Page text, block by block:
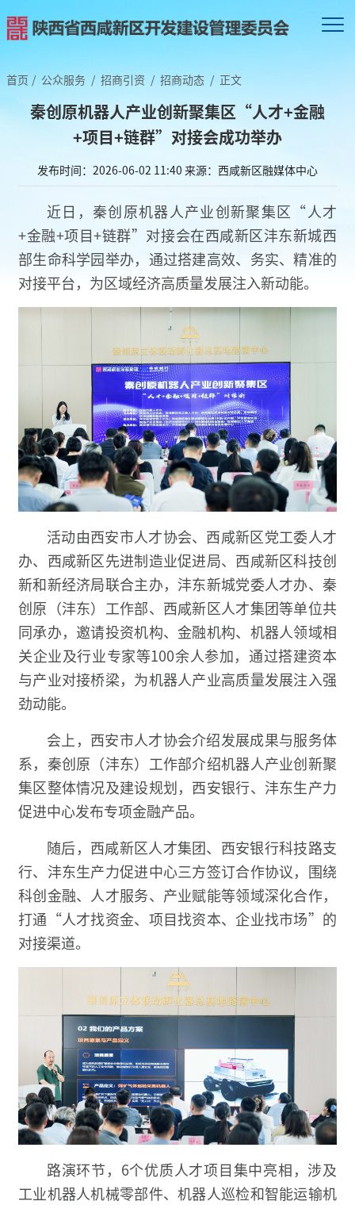
首页 / 公众服务 / 招商引资 / 招商动态 / 正文
秦创原机器人产业创新聚集区“人才+金融
+项目+链群”对接会成功举办
发布时间：2026-06-02 11:40 来源：西咸新区融媒体中心
近日，秦创原机器人产业创新聚集区“人才
+金融+项目+链群”对接会在西咸新区沣东新城西
部生命科学园举办，通过搭建高效、务实、精准的
对接平台，为区域经济高质量发展注入新动能。
活动由西安市人才协会、西咸新区党工委人才
办、西咸新区先进制造业促进局、西咸新区科技创
新和新经济局联合主办，沣东新城党委人才办、秦
创原（沣东）工作部、西咸新区人才集团等单位共
同承办，邀请投资机构、金融机构、机器人领域相
关企业及行业专家等100余人参加，通过搭建资本
与产业对接桥梁，为机器人产业高质量发展注入强
劲动能。
会上，西安市人才协会介绍发展成果与服务体
系，秦创原（沣东）工作部介绍机器人产业创新聚
集区整体情况及建设规划，西安银行、沣东生产力
促进中心发布专项金融产品。
随后，西咸新区人才集团、西安银行科技路支
行、沣东生产力促进中心三方签订合作协议，围绕
科创金融、人才服务、产业赋能等领域深化合作，
打通“人才找资金、项目找资本、企业找市场”的
对接渠道。
路演环节，6个优质人才项目集中亮相，涉及
工业机器人机械零部件、机器人巡检和智能运输机